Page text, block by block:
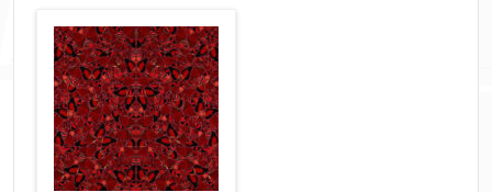
※データはSSL(Secure Sockets Layer)通信によ
り暗号化して送信されます。